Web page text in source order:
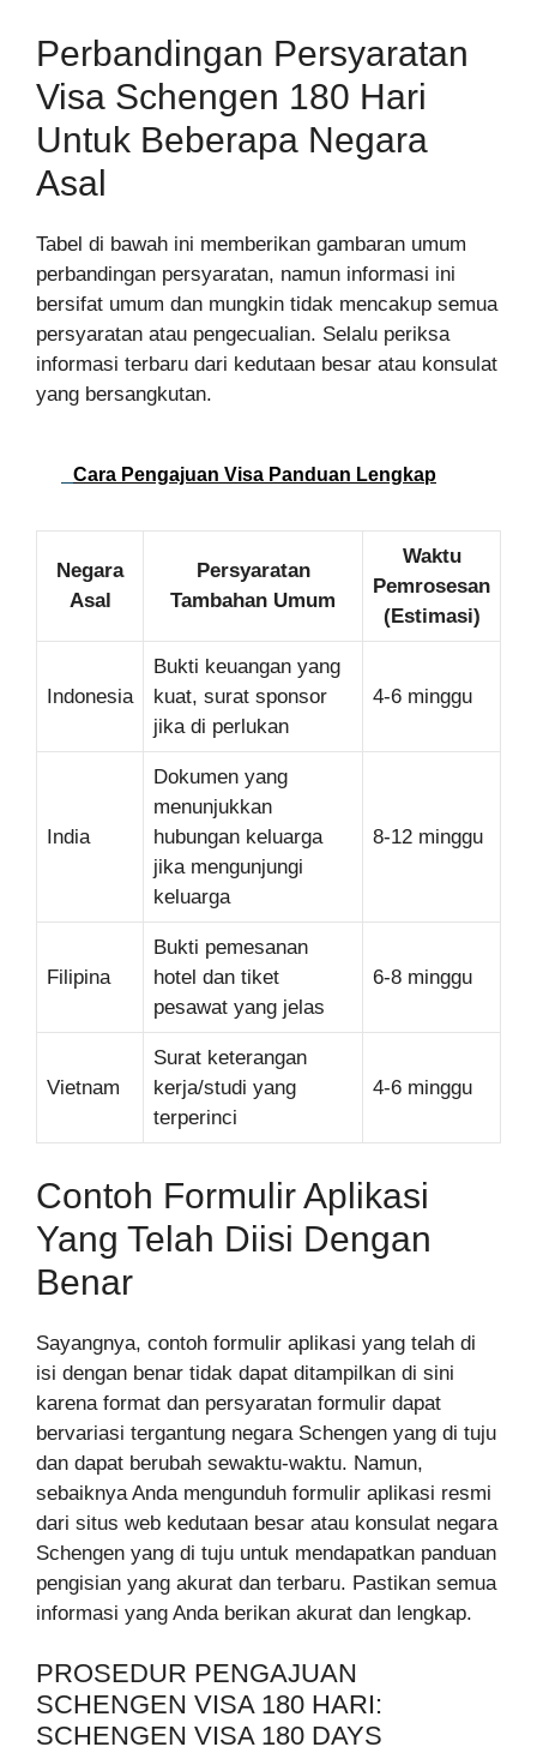
Perbandingan Persyaratan
Visa Schengen 180 Hari
Untuk Beberapa Negara
Asal
Tabel di bawah ini memberikan gambaran umum
perbandingan persyaratan, namun informasi ini
bersifat umum dan mungkin tidak mencakup semua
persyaratan atau pengecualian. Selalu periksa
informasi terbaru dari kedutaan besar atau konsulat
yang bersangkutan.
Cara Pengajuan Visa Panduan Lengkap
Negara
Asal
Persyaratan
Tambahan Umum
Waktu
Pemrosesan
(Estimasi)
Indonesia
Bukti keuangan yang
kuat, surat sponsor
jika di perlukan
4-6 minggu
India
Dokumen yang
menunjukkan
hubungan keluarga
jika mengunjungi
keluarga
8-12 minggu
Filipina
Bukti pemesanan
hotel dan tiket
pesawat yang jelas
6-8 minggu
Vietnam
Surat keterangan
kerja/studi yang
terperinci
4-6 minggu
Contoh Formulir Aplikasi
Yang Telah Diisi Dengan
Benar
Sayangnya, contoh formulir aplikasi yang telah di
isi dengan benar tidak dapat ditampilkan di sini
karena format dan persyaratan formulir dapat
bervariasi tergantung negara Schengen yang di tuju
dan dapat berubah sewaktu-waktu. Namun,
sebaiknya Anda mengunduh formulir aplikasi resmi
dari situs web kedutaan besar atau konsulat negara
Schengen yang di tuju untuk mendapatkan panduan
pengisian yang akurat dan terbaru. Pastikan semua
informasi yang Anda berikan akurat dan lengkap.
PROSEDUR PENGAJUAN
SCHENGEN VISA 180 HARI:
SCHENGEN VISA 180 DAYS